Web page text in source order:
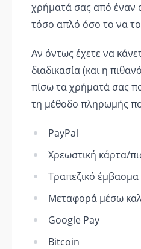
χρήματά σας από έναν
τόσο απλό όσο το να
Αν όντως έχετε να
διαδικασία (και η
πίσω τα χρήματά σας
τη μέθοδο πληρωμής
PayPal
Χρεωστική κάρτα/
Τραπεζικό έμβασμα
Μεταφορά μέσω
Google Pay
Bitcoin